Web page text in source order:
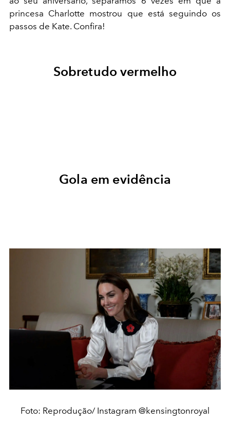
princesa Charlotte mostrou que está seguindo os
passos de Kate. Confira!
Sobretudo vermelho
Gola em evidência
Foto: Reprodução/ Instagram @kensingtonroyal